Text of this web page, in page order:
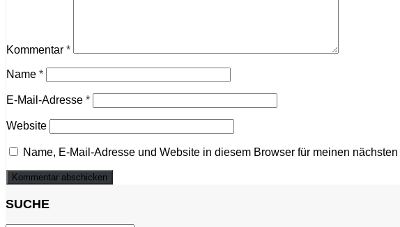
Kommentar *
Name *
E-Mail-Adresse *
Website
Name, E-Mail-Adresse und Website in diesem Browser für meinen
SUCHE